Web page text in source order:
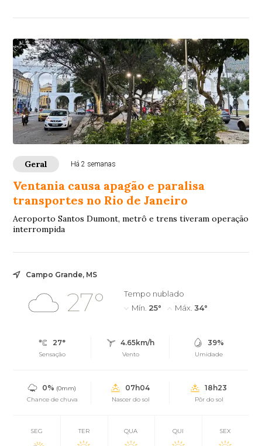
Geral Há 2 semanas
Ventania causa apagão e paralisa
transportes no Rio de Janeiro
Aeroporto Santos Dumont, metrô e trens tiveram operação
interrompida
Campo Grande, MS
27°
Tempo nublado
Mín. 25° Máx. 34°
27°
Sensação
4.65km/h
Vento
39%
Umidade
0% (0mm)
Chance de chuva
07h04
Nascer do sol
18h23
Pôr do sol
SEG TER QUA QUI SEX